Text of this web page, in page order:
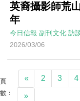
英裔攝影師荒
年
今日信報 副刊文化 訪
2026/03/06
頁
數：
« 2 3 4
»